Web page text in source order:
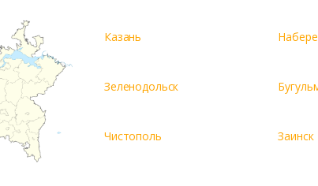
Казань
Зеленодольск
Чистополь Заинск